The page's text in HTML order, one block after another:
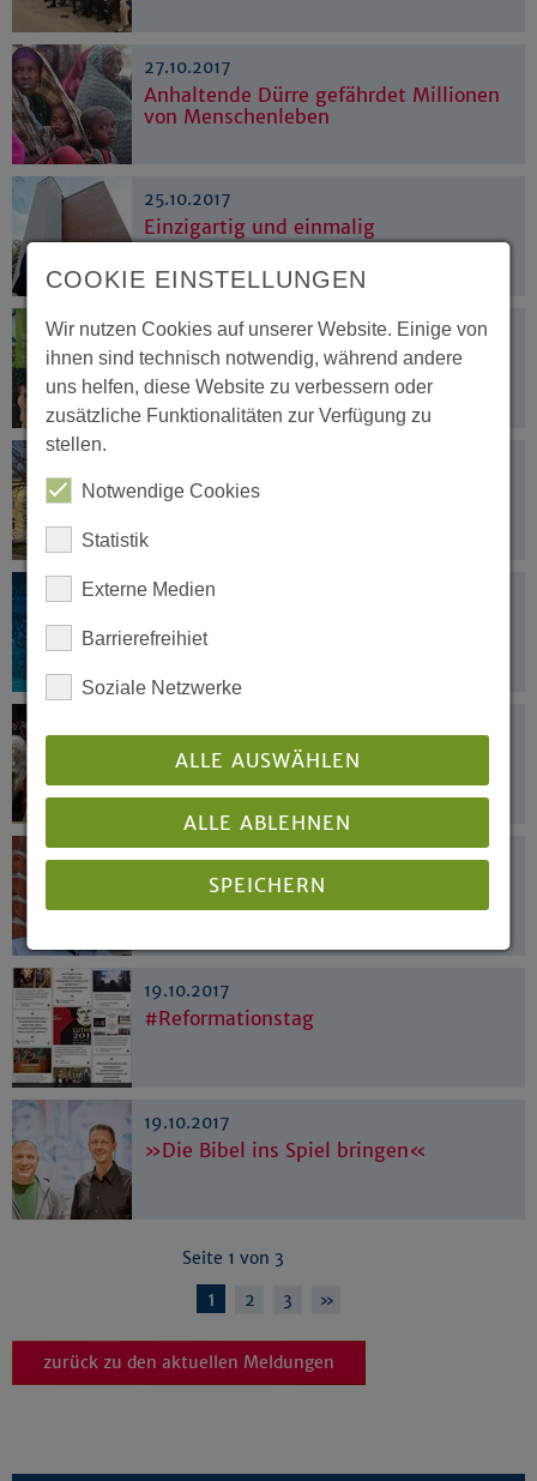
27.10.2017
Anhaltende Dürre gefährdet Millionen
von Menschenleben
25.10.2017
Einzigartig und einmalig
25.10.2017
Die Entdeckung des Individuums?
Diskurskultur, die Widersprüche nicht
24.10.2017
Wie feiern Kinder und Jugendliche
23.10.2017
Von Costa Rica nach Dortmund
19.10.2017
#Reformationstag
19.10.2017
»Die Bibel ins Spiel bringen«
Seite 1 von 3
1 2 3 »
zurück zu den aktuellen Meldungen
COOKIE EINSTELLUNGEN
Wir nutzen Cookies auf unserer Website. Einige von
ihnen sind technisch notwendig, während andere
uns helfen, diese Website zu verbessern oder
zusätzliche Funktionalitäten zur Verfügung zu
stellen.
Notwendige Cookies
Statistik
Externe Medien
Barrierefreihiet
Soziale Netzwerke
ALLE AUSWÄHLEN
ALLE ABLEHNEN
SPEICHERN
Impressum|Datenschutz